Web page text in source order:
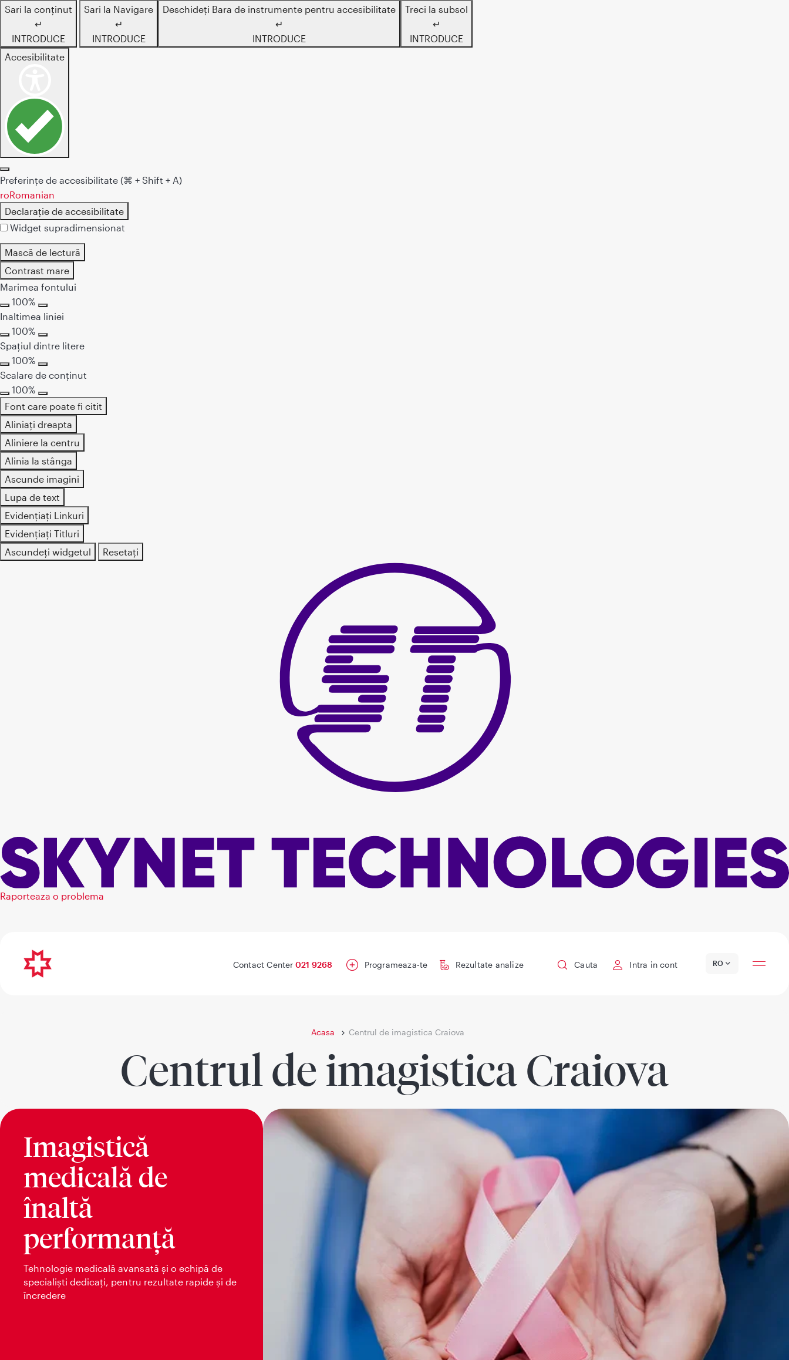
Sari la conținut
↵
INTRODUCE
Sari la Navigare
↵
INTRODUCE
Deschideți Bara de instrumente pentru accesibilitate
↵
INTRODUCE
Treci la subsol
↵
INTRODUCE
Accesibilitate
Preferințe de accesibilitate (⌘ + Shift + A)
roRomanian
Declarație de accesibilitate
Widget supradimensionat
Mască de lectură
Contrast mare
Marimea fontului
100%
Inaltimea liniei
100%
Spațiul dintre litere
100%
Scalare de conținut
100%
Font care poate fi citit
Aliniați dreapta
Aliniere la centru
Alinia la stânga
Ascunde imagini
Lupa de text
Evidențiați Linkuri
Evidențiați Titluri
Ascundeți widgetul
Resetați
Raporteaza o problema
Contact Center 021 9268 Programeaza-te Rezultate analize Cauta Intra in cont RO Locatii
Acasa Centrul de imagistica Craiova
Centrul de imagistica Craiova
Imagistică
medicală de
înaltă
performanță
Tehnologie medicală avansată și o echipă de
specialiști dedicați, pentru rezultate rapide și de
încredere